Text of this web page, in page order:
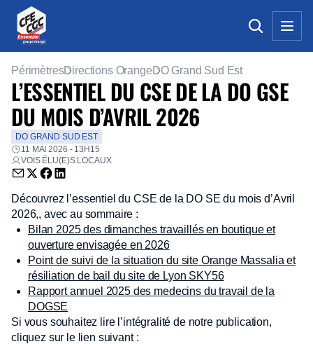
PérimètresDirections Orange DO Grand Sud Est
L’ESSENTIEL DU CSE DE LA DO GSE
DU MOIS D’AVRIL 2026
DO GRAND SUD EST
11 MAI 2026 - 13H15
VOIS ÉLU(E)S LOCAUX
Envoyer par email (nouvelle fenêtre)
Partager sur Twitter (nouvelle fenêtre)
Partager sur Facebook (nouvelle fenêtre)
Partager sur LinkedIn (nouvelle fenêtre)
Découvrez l’essentiel du CSE de la DO SE du mois d’Avril
2026,, avec au sommaire :
Bilan 2025 des dimanches travaillés en boutique et
ouverture envisagée en 2026
Point de suivi de la situation du site Orange Massalia et
résiliation de bail du site de Lyon SKY56
Rapport annuel 2025 des medecins du travail de la
DOGSE
Si vous souhaitez lire l’intégralité de notre publication,
cliquez sur le lien suivant :